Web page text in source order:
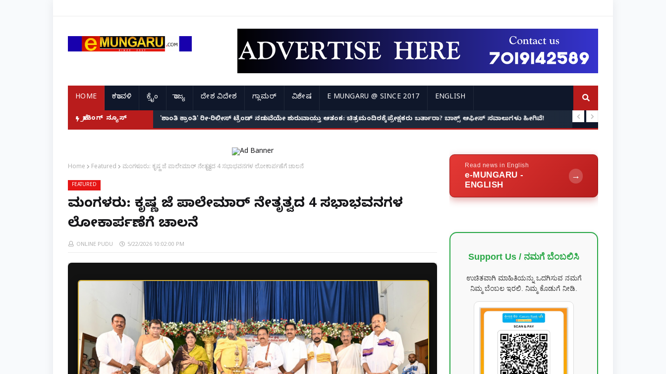
HOME ಕರಾವಳಿ ಕ್ರೈಂ ರಾಜ್ಯ ದೇಶ ವಿದೇಶ ಗ್ಲಾಮರ್ ವಿಶೇಷ E MUNGARU @ SINCE 2017 ENGLISH
ಬ್ರೇಕಿಂಗ್ ನ್ಯೂಸ್ 'ಶಾಂತಿ ಕ್ರಾಂತಿ' ರೀ-ರಿಲೀಸ್ ಟ್ರೆಂಡ್ ನಡುವೆಯೇ ಶುರುವಾಯ್ತು ಆತಂಕ: ಚಿತ್ರಮಂದಿರಕ್ಕೆ ಪ್ರೇಕ್ಷಕರು ಬರ್ತಾರಾ? ಬಾಕ್ಸ್ ಆಫೀಸ್ ಸವಾಲುಗಳು ಹೀಗಿವೆ!
Home Featured ಮಂಗಳೂರು: ಕೃಷ್ಣ ಜೆ ಪಾಲೇಮಾರ್ ನೇತೃತ್ವದ 4 ಸಭಾಭವನಗಳ ಲೋಕಾರ್ಪಣೆಗೆ ಚಾಲನೆ
FEATURED
ಮಂಗಳೂರು: ಕೃಷ್ಣ ಜೆ ಪಾಲೇಮಾರ್ ನೇತೃತ್ವದ 4 ಸಭಾಭವನಗಳ
ಲೋಕಾರ್ಪಣೆಗೆ ಚಾಲನೆ
ONLINE PUDU 5/22/2026 10:02:00 PM
Read news in English
e-MUNGARU -
ENGLISH
→
Support Us / ನಮಗೆ ಬೆಂಬಲಿಸಿ
ಉಚಿತವಾಗಿ ಮಾಹಿತಿಯನ್ನು ಒದಗಿಸುವ ನಮಗೆ
ನಿಮ್ಮ ಬೆಂಬಲ ಇರಲಿ. ನಿಮ್ಮ ಕೊಡುಗೆ ನೀಡಿ.